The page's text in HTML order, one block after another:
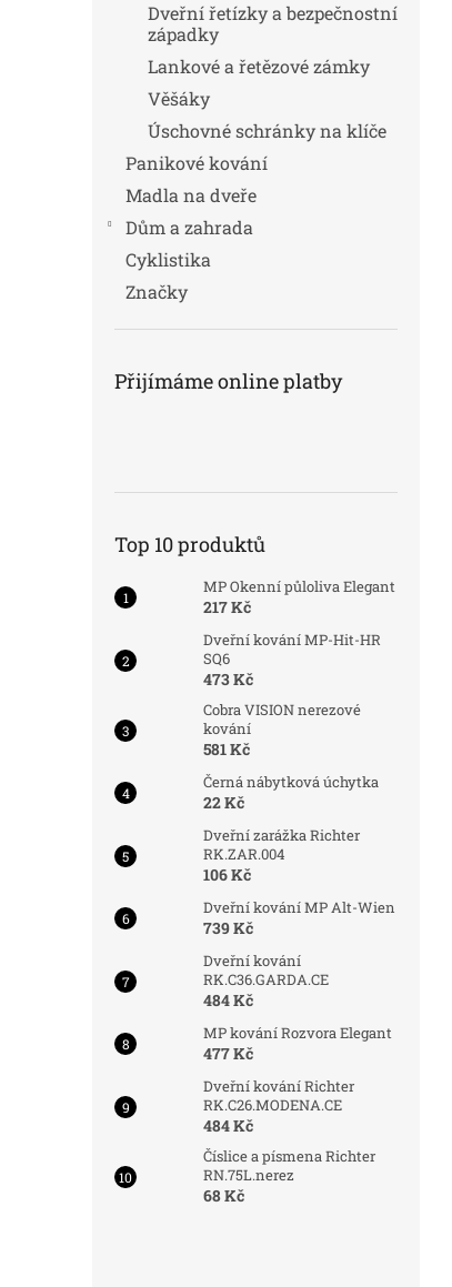
Dveřní řetízky a bezpečnostní
západky
Lankové a řetězové zámky
Věšáky
Úschovné schránky na klíče
Panikové kování
Madla na dveře
Dům a zahrada
Cyklistika
Značky
Přijímáme online platby
Top 10 produktů
MP Okenní půloliva Elegant
217 Kč
Dveřní kování MP-Hit-HR
SQ6
473 Kč
Cobra VISION nerezové
kování
581 Kč
Černá nábytková úchytka
22 Kč
Dveřní zarážka Richter
RK.ZAR.004
106 Kč
Dveřní kování MP Alt-Wien
739 Kč
Dveřní kování
RK.C36.GARDA.CE
484 Kč
MP kování Rozvora Elegant
477 Kč
Dveřní kování Richter
RK.C26.MODENA.CE
484 Kč
Číslice a písmena Richter
RN.75L.nerez
68 Kč
Nejprodávanější Kód:7748